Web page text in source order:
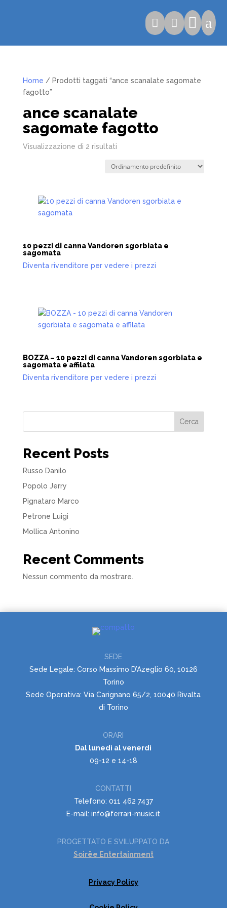
   a
Home / Prodotti taggati “ance scanalate sagomate
fagotto”
ance scanalate
sagomate fagotto
Visualizzazione di 2 risultati
10 pezzi di canna Vandoren sgorbiata e
sagomata
Diventa rivenditore per vedere i prezzi
BOZZA – 10 pezzi di canna Vandoren sgorbiata e
sagomata e affilata
Diventa rivenditore per vedere i prezzi
Cerca
Recent Posts
Russo Danilo
Popolo Jerry
Pignataro Marco
Petrone Luigi
Mollica Antonino
Recent Comments
Nessun commento da mostrare.
SEDE
Sede Legale: Corso Massimo D’Azeglio 60, 10126
Torino
Sede Operativa: Via Carignano 65/2, 10040 Rivalta
di Torino
ORARI
Dal lunedì al venerdì
09-12 e 14-18
CONTATTI
Telefono: 011 462 7437
E-mail: info@ferrari-music.it
PROGETTATO E SVILUPPATO DA
Soirëe Entertainment
Privacy Policy